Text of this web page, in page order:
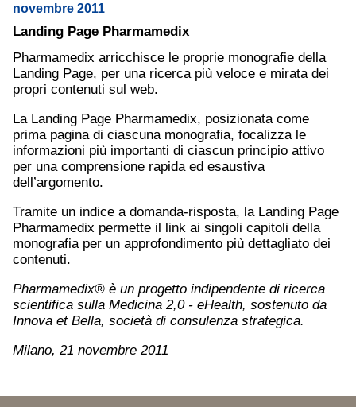
novembre 2011
Landing Page Pharmamedix
Pharmamedix arricchisce le proprie monografie della
Landing Page, per una ricerca più veloce e mirata dei
propri contenuti sul web.
La Landing Page Pharmamedix, posizionata come
prima pagina di ciascuna monografia, focalizza le
informazioni più importanti di ciascun principio attivo
per una comprensione rapida ed esaustiva
dell’argomento.
Tramite un indice a domanda-risposta, la Landing Page
Pharmamedix permette il link ai singoli capitoli della
monografia per un approfondimento più dettagliato dei
contenuti.
Pharmamedix® è un progetto indipendente di ricerca
scientifica sulla Medicina 2,0 - eHealth, sostenuto da
Innova et Bella, società di consulenza strategica.
Milano, 21 novembre 2011